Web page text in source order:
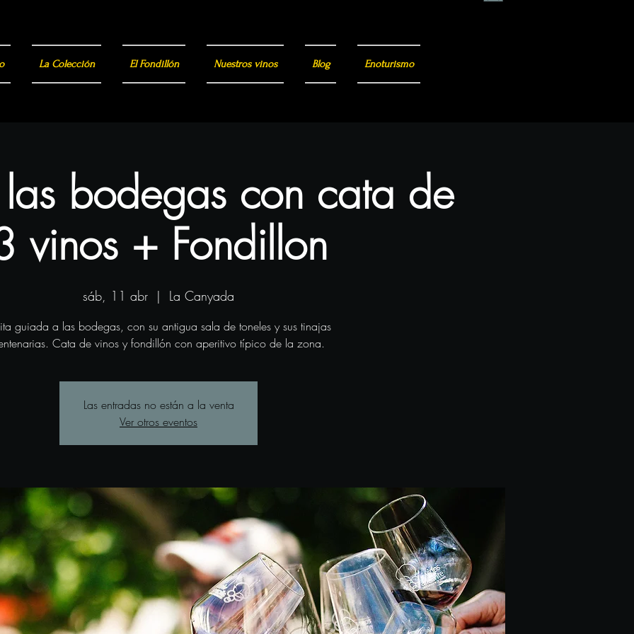
bodegas con cata de
vinos + Fondillon
sáb, 11 abr
  |
La Canyada
guiada a las bodegas, con su antigua sala de toneles y sus tinajas
Cata de vinos y fondillón con aperitivo típico de la zona.
Las entradas no están a la venta
Ver otros eventos
La Colección El Fondillón Nuestros vinos Blog Enoturismo